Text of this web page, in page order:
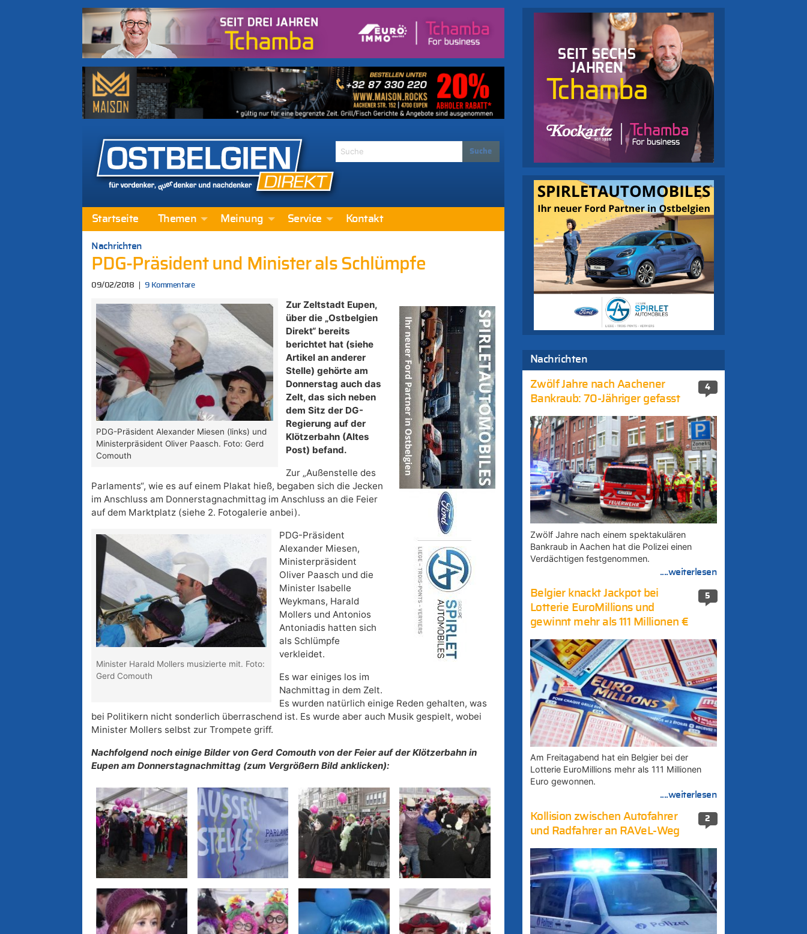
Startseite Themen Meinung Service Kontakt
Nachrichten
PDG-Präsident und Minister als Schlümpfe
09/02/2018 9 Kommentare
PDG-Präsident Alexander Miesen (links) und
Ministerpräsident Oliver Paasch. Foto: Gerd
Comouth
Zur Zeltstadt Eupen,
über die „Ostbelgien
Direkt“ bereits
berichtet hat (siehe
Artikel an anderer
Stelle) gehörte am
Donnerstag auch das
Zelt, das sich neben
dem Sitz der DG-
Regierung auf der
Klötzerbahn (Altes
Post) befand.
Zur „Außenstelle des
Parlaments“, wie es auf einem Plakat hieß, begaben sich die Jecken
im Anschluss am Donnerstagnachmittag im Anschluss an die Feier
auf dem Marktplatz (siehe 2. Fotogalerie anbei).
Minister Harald Mollers musizierte mit. Foto:
Gerd Comouth
PDG-Präsident
Alexander Miesen,
Ministerpräsident
Oliver Paasch und die
Minister Isabelle
Weykmans, Harald
Mollers und Antonios
Antoniadis hatten sich
als Schlümpfe
verkleidet.
Es war einiges los im
Nachmittag in dem Zelt.
Es wurden natürlich einige Reden gehalten, was
bei Politikern nicht sonderlich überraschend ist. Es wurde aber auch Musik gespielt, wobei
Minister Mollers selbst zur Trompete griff.
Nachfolgend noch einige Bilder von Gerd Comouth von der Feier auf der Klötzerbahn in
Eupen am Donnerstagnachmittag (zum Vergrößern Bild anklicken):
Nachrichten
4
Zwölf Jahre nach Aachener
Bankraub: 70-Jähriger gefasst
Zwölf Jahre nach einem spektakulären
Bankraub in Aachen hat die Polizei einen
Verdächtigen festgenommen.
....weiterlesen
5
Belgier knackt Jackpot bei
Lotterie EuroMillions und
gewinnt mehr als 111 Millionen €
Am Freitagabend hat ein Belgier bei der
Lotterie EuroMillions mehr als 111 Millionen
Euro gewonnen.
....weiterlesen
2
Kollision zwischen Autofahrer
und Radfahrer an RAVeL-Weg